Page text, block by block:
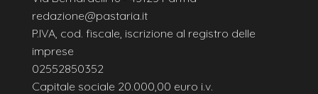
redazione@pastaria.it
P.IVA, cod. fiscale, iscrizione al registro delle
imprese
02552850352
Capitale sociale 20.000,00 euro i.v.